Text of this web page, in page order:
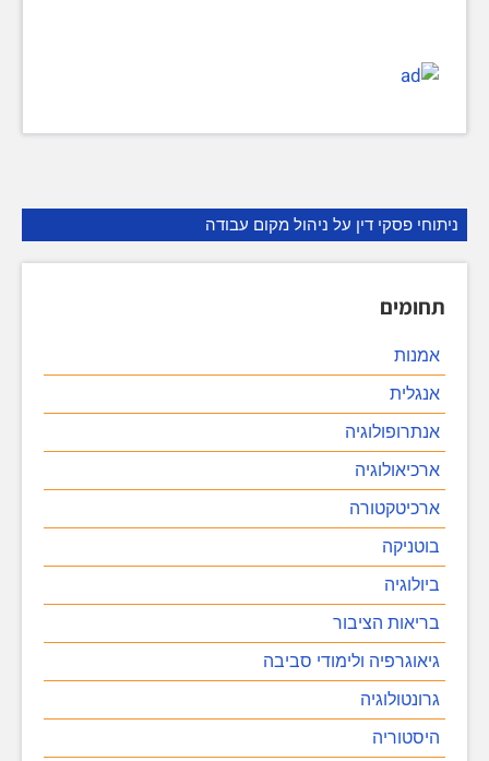
ניתוחי פסקי דין על ניהול מקום עבודה
תחומים
אמנות
אנגלית
אנתרופולוגיה
ארכיאולוגיה
ארכיטקטורה
בוטניקה
ביולוגיה
בריאות הציבור
גיאוגרפיה ולימודי סביבה
גרונטולוגיה
היסטוריה